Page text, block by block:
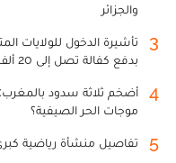
والجزائر
3
بدفع كفالة تصل إلى 20 ألف دولار
4
أضخم ثلاثة سدود
موجات الحر الصيفية؟
5 تفاصيل منشأة رياضية كبرى